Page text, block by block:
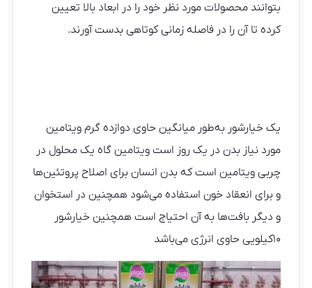
بتوانند محصولات مورد نظر خود را در ابعاد بالا تعیین
کرده تا آن را در فاصله زمانی کوتاهی بدست آورند.
یک خیارشور به‌طور میانگین حاوی دوازده گرم ویتامین
مورد نیاز بدن در یک روز است ویتامین گاه یک محلول در
چربی ویتامین است که بدن انسان برای اصلاح پروتئین‌ها
و برای انعقاد خون استفاده می‌شود همچنین در استخوان
و دیگر بافت‌ها به آن احتیاج است همچنین خیارشور
۱۰کیلویی حاوی انرژی می‌باشد